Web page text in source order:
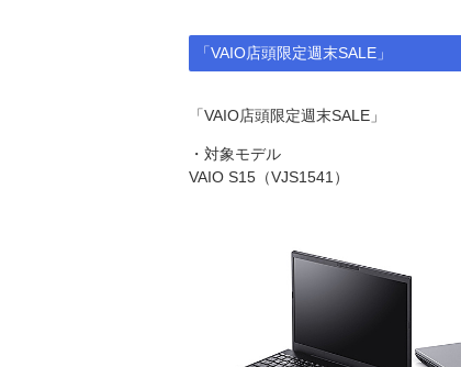
「VAIO店頭限定週末SALE」
「VAIO店頭限定週末SALE」
・対象モデル
VAIO S15（VJS1541）